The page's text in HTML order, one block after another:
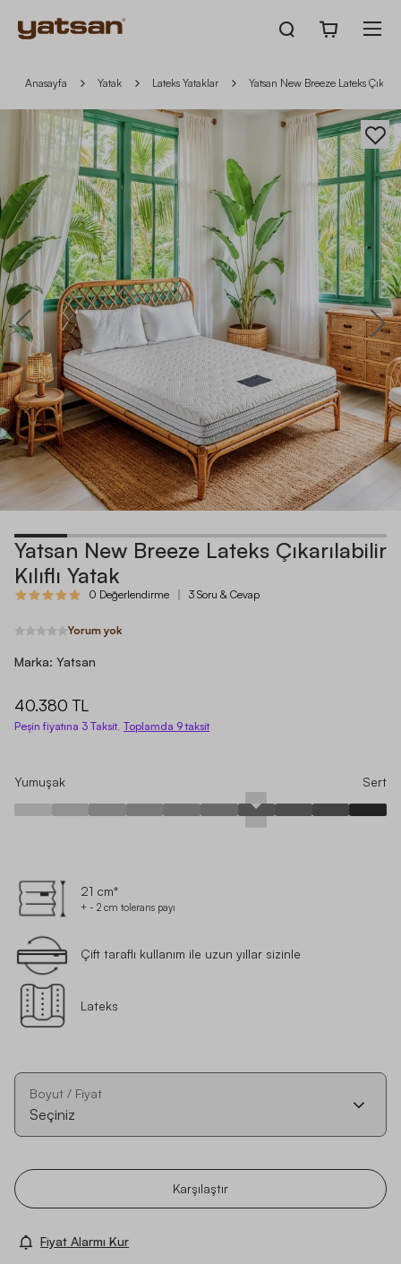
Anasayfa Yatak Lateks Yataklar Yatsan New Breeze Lateks
Yatsan New Breeze Lateks Çıkarılabilir
Kılıflı Yatak
0 Değerlendirme 3 Soru & Cevap
Yorum yok
Marka: Yatsan
40.380 TL
Peşin fiyatına 3 Taksit, Toplamda 9taksit
Yumuşak Sert
21 cm*
+ - 2 cm tolerans payı
Çift taraflı kullanım ile uzun yıllar sizinle
Lateks
Boyut / Fiyat
Seçiniz
Karşılaştır
Fiyat Alarmı Kur